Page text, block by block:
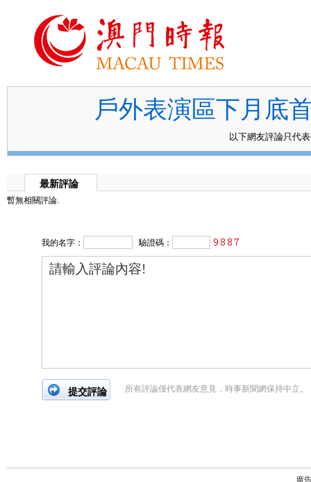
戶外表演區下月底
以下網友評論只代
最新評論
暫無相關評論.
我的名字： 驗證碼：
所有評論僅代表網友意見，時事新聞網保持中立。
廣